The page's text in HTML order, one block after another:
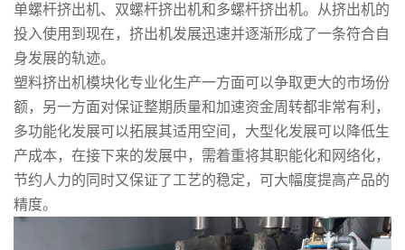
单螺杆挤出机、双螺杆挤出机和多螺杆挤出机。从挤出机的
投入使用到现在，挤出机发展迅速并逐渐形成了一条符合自
身发展的轨迹。
塑料挤出机模块化专业化生产一方面可以争取更大的市场份
额，另一方面对保证整期质量和加速资金周转都非常有利，
多功能化发展可以拓展其适用空间，大型化发展可以降低生
产成本，在接下来的发展中，需着重将其职能化和网络化，
节约人力的同时又保证了工艺的稳定，可大幅度提高产品的
精度。